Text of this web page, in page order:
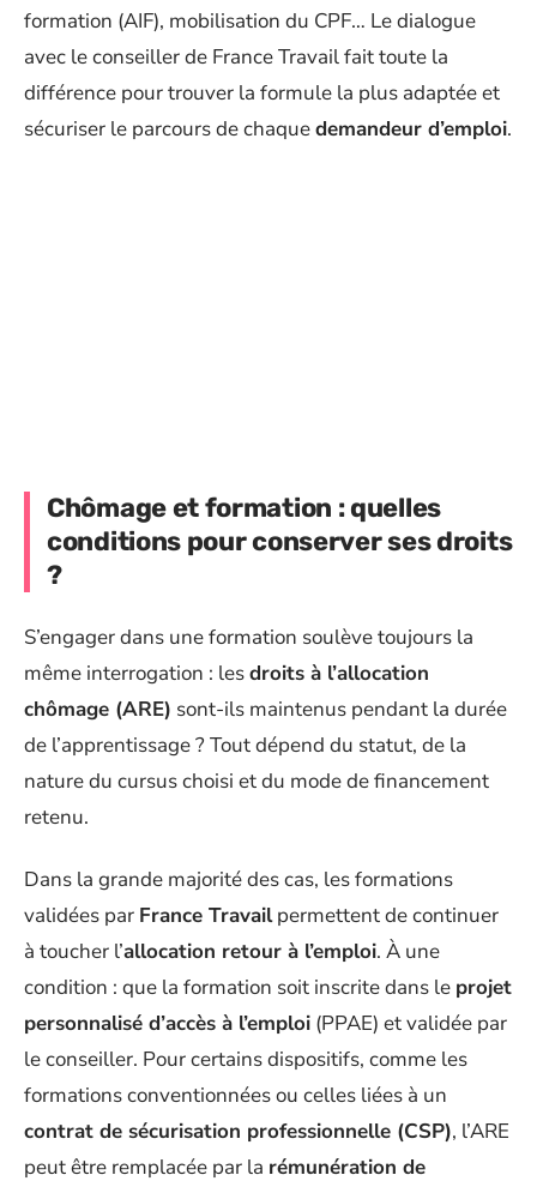
formation (AIF), mobilisation du CPF… Le dialogue
avec le conseiller de France Travail fait toute la
différence pour trouver la formule la plus adaptée et
sécuriser le parcours de chaquedemandeur d’emploi.
Chômage et formation : quelles
conditions pour conserver ses droits
?
S’engager dans une formation soulève toujours la
même interrogation : lesdroits à l’allocation
chômage (ARE) sont-ils maintenus pendant la durée
de l’apprentissage ? Tout dépend du statut, de la
nature du cursus choisi et du mode de financement
retenu.
Dans la grande majorité des cas, les formations
validées par France Travailpermettent de continuer
à toucher l’allocation retour à l’emploi. À une
condition : que la formation soit inscrite dans le projet
personnalisé d’accès à l’emploi (PPAE) et validée par
le conseiller. Pour certains dispositifs, comme les
formations conventionnées ou celles liées à un
contrat de sécurisation professionnelle (CSP), l’ARE
peut être remplacée par la rémunération de